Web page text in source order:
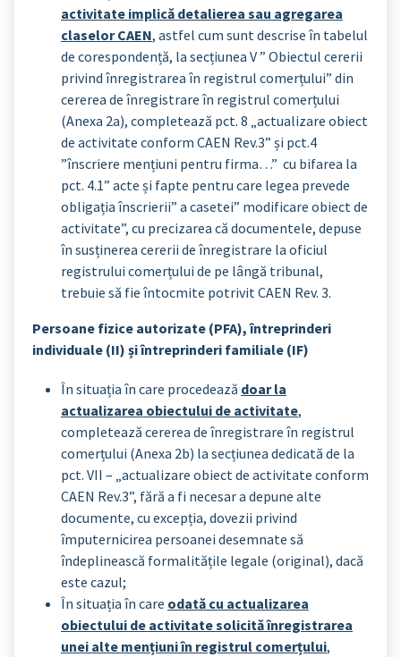
activitate implică detalierea sau agregarea
claselor CAEN, astfel cum sunt descrise în tabelul
de corespondență, la secțiunea V ” Obiectul cererii
privind înregistrarea în registrul comerțului” din
cererea de înregistrare în registrul comerțului
(Anexa 2a), completează pct. 8 „actualizare obiect
de activitate conform CAEN Rev.3” și pct.4
”înscriere mențiuni pentru firma…” cu bifarea la
pct. 4.1” acte și fapte pentru care legea prevede
obligația înscrierii” a casetei” modificare obiect de
activitate”, cu precizarea că documentele, depuse
în susținerea cererii de înregistrare la oficiul
registrului comerțului de pe lângă tribunal,
trebuie să fie întocmite potrivit CAEN Rev. 3.
Persoane fizice autorizate (PFA), întreprinderi
individuale (II) și întreprinderi familiale (IF)
În situația în care procedează doar la
actualizarea obiectului de activitate,
completează cererea de înregistrare în registrul
comerțului (Anexa 2b) la secțiunea dedicată de la
pct. VII – „actualizare obiect de activitate conform
CAEN Rev.3”, fără a fi necesar a depune alte
documente, cu excepția, dovezii privind
împuternicirea persoanei desemnate să
îndeplinească formalitățile legale (original), dacă
este cazul;
În situația în care odată cu actualizarea
obiectului de activitate solicită înregistrarea
unei alte mențiuni în registrul comerțului,